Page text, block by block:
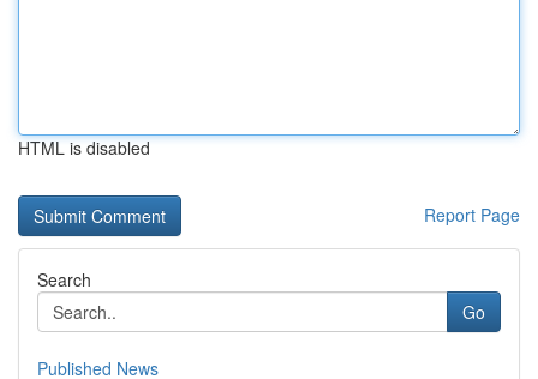
HTML is disabled
Report Page
Search
Go
Published News